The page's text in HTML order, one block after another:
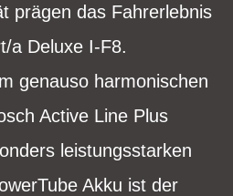
prägen das Fahrerlebnis
a Deluxe I-F8.
genauso harmonischen
Active Line Plus
leistungsstarken
Akku ist der